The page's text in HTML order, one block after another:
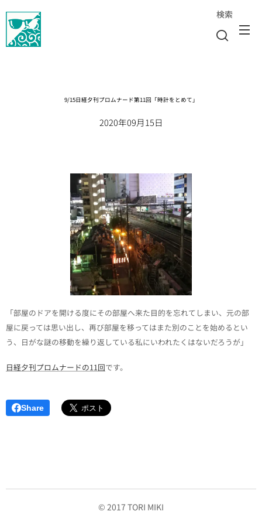
検索
9/15日経夕刊プロムナード第11回「時計をとめて」
2020年09月15日
「部屋のドアを開ける度にその部屋へ来た目的を忘れてしまい、元の部
屋に戻っては思い出し、再び部屋を移ってはまた別のことを始めるとい
う、日がな謎の移動を繰り返している私にいわれたくはないだろうが」
日経夕刊プロムナードの11回です。
Share
© 2017 TORI MIKI